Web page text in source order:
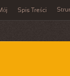
Spis Treści